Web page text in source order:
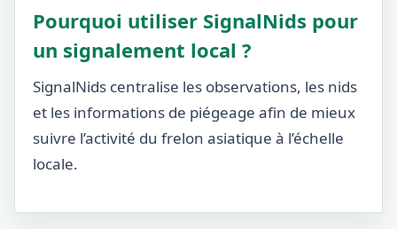
Pourquoi utiliser SignalNids pour
un signalement local ?
SignalNids centralise les observations, les nids
et les informations de piégeage afin de mieux
suivre l’activité du frelon asiatique à l’échelle
locale.